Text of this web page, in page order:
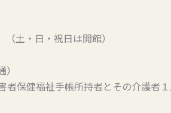
土・日・祝日は開館）
健福祉手帳所持者とその介護者１